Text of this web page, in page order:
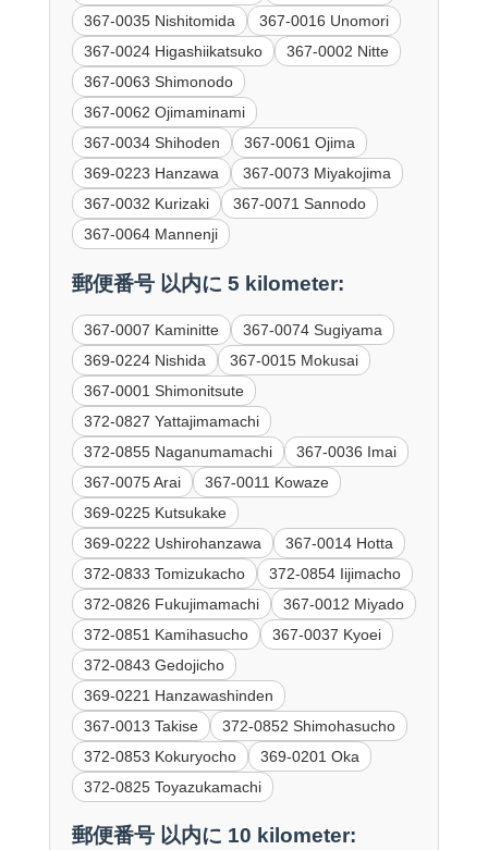
367-0035 Nishitomida
367-0016 Unomori
367-0024 Higashiikatsuko
367-0002 Nitte
367-0063 Shimonodo
367-0062 Ojimaminami
367-0034 Shihoden
367-0061 Ojima
369-0223 Hanzawa
367-0073 Miyakojima
367-0032 Kurizaki
367-0071 Sannodo
367-0064 Mannenji
郵便番号 以内に 5 kilometer:
367-0007 Kaminitte
367-0074 Sugiyama
369-0224 Nishida
367-0015 Mokusai
367-0001 Shimonitsute
372-0827 Yattajimamachi
372-0855 Naganumamachi
367-0036 Imai
367-0075 Arai
367-0011 Kowaze
369-0225 Kutsukake
369-0222 Ushirohanzawa
367-0014 Hotta
372-0833 Tomizukacho
372-0854 Iijimacho
372-0826 Fukujimamachi
367-0012 Miyado
372-0851 Kamihasucho
367-0037 Kyoei
372-0843 Gedojicho
369-0221 Hanzawashinden
367-0013 Takise
372-0852 Shimohasucho
372-0853 Kokuryocho
369-0201 Oka
372-0825 Toyazukamachi
郵便番号 以内に 10 kilometer: